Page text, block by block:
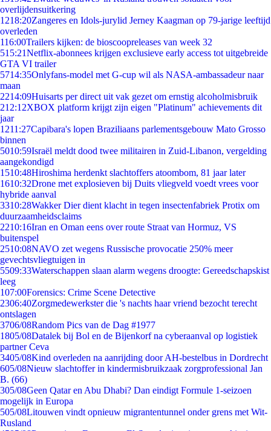
overlijdensuitkering
1218:20Zangeres en Idols-jurylid Jerney Kaagman op 79-jarige leeftijd
overleden
116:00Trailers kijken: de bioscoopreleases van week 32
515:21Netflix-abonnees krijgen exclusieve early access tot uitgebreide
GTA VI trailer
5714:35Onlyfans-model met G-cup wil als NASA-ambassadeur naar
maan
2214:09Huisarts per direct uit vak gezet om ernstig alcoholmisbruik
212:12XBOX platform krijgt zijn eigen "Platinum" achievements dit
jaar
1211:27Capibara's lopen Braziliaans parlementsgebouw Mato Grosso
binnen
5010:59Israël meldt dood twee militairen in Zuid-Libanon, vergelding
aangekondigd
1510:48Hiroshima herdenkt slachtoffers atoombom, 81 jaar later
1610:32Drone met explosieven bij Duits vliegveld voedt vrees voor
hybride aanval
3310:28Wakker Dier dient klacht in tegen insectenfabriek Protix om
duurzaamheidsclaims
2210:16Iran en Oman eens over route Straat van Hormuz, VS
buitenspel
2510:08NAVO zet wegens Russische provocatie 250% meer
gevechtsvliegtuigen in
5509:33Waterschappen slaan alarm wegens droogte: Gereedschapskist
leeg
107:00Forensics: Crime Scene Detective
2306:40Zorgmedewerkster die 's nachts haar vriend bezocht terecht
ontslagen
3706/08Random Pics van de Dag #1977
1805/08Datalek bij Bol en de Bijenkorf na cyberaanval op logistiek
partner Ceva
3405/08Kind overleden na aanrijding door AH-bestelbus in Dordrecht
605/08Nieuw slachtoffer in kindermisbruikzaak zorgprofessional Jan
B. (66)
305/08Geen Qatar en Abu Dhabi? Dan eindigt Formule 1-seizoen
mogelijk in Europa
505/08Litouwen vindt opnieuw migrantentunnel onder grens met Wit-
Rusland